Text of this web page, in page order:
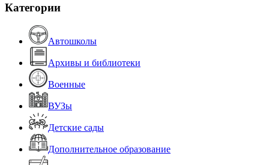
Категории
Автошколы
Архивы и библиотеки
Военные
ВУЗы
Детские сады
Дополнительное образование